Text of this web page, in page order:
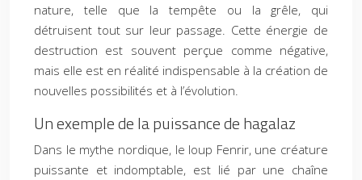
nature, telle que la tempête ou la grêle, qui
détruisent tout sur leur passage. Cette énergie de
destruction est souvent perçue comme négative,
mais elle est en réalité indispensable à la création de
nouvelles possibilités et à l’évolution.
Un exemple de la puissance de hagalaz
Dans le mythe nordique, le loup Fenrir, une créature
puissante et indomptable, est lié par une chaîne